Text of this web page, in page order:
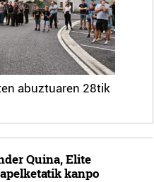
abuztuaren 28tik
Quina, Elite
kanpo